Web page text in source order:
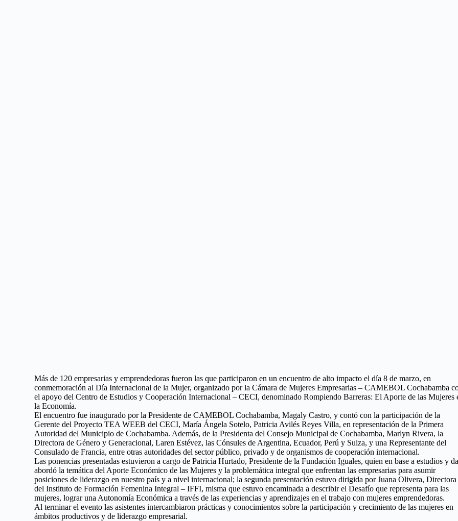
Más de 120 empresarias y emprendedoras fueron las que participaron en un encuentro de alto impacto el día 8 de marzo, en
conmemoración al Día Internacional de la Mujer, organizado por la Cámara de Mujeres Empresarias – CAMEBOL Cochabamba
el apoyo del Centro de Estudios y Cooperación Internacional – CECI, denominado Rompiendo Barreras: El Aporte de las Mujeres
la Economía.
El encuentro fue inaugurado por la Presidente de CAMEBOL Cochabamba, Magaly Castro, y contó con la participación de la
Gerente del Proyecto TEA WEEB del CECI, María Ángela Sotelo, Patricia Avilés Reyes Villa, en representación de la Primera
Autoridad del Municipio de Cochabamba. Además, de la Presidenta del Consejo Municipal de Cochabamba, Marlyn Rivera, la
Directora de Género y Generacional, Laren Estévez, las Cónsules de Argentina, Ecuador, Perú y Suiza, y una Representante del
Consulado de Francia, entre otras autoridades del sector público, privado y de organismos de cooperación internacional.
Las ponencias presentadas estuvieron a cargo de Patricia Hurtado, Presidente de la Fundación Iguales, quien en base a estudios y
abordó la temática del Aporte Económico de las Mujeres y la problemática integral que enfrentan las empresarias para asumir
posiciones de liderazgo en nuestro país y a nivel internacional; la segunda presentación estuvo dirigida por Juana Olivera, Directora
del Instituto de Formación Femenina Integral – IFFI, misma que estuvo encaminada a describir el Desafío que representa para las
mujeres, lograr una Autonomía Económica a través de las experiencias y aprendizajes en el trabajo con mujeres emprendedoras.
Al terminar el evento las asistentes intercambiaron prácticas y conocimientos sobre la participación y crecimiento de las mujeres en
ámbitos productivos y de liderazgo empresarial.